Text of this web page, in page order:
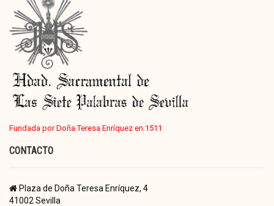
Fundada por Doña Teresa Enríquez en 1511
CONTACTO
Plaza de Doña Teresa Enríquez, 4
41002 Sevilla